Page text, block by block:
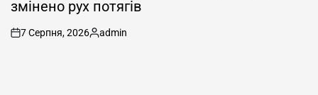
змінено рух потягів
on
7 Серпня, 2026
Опубліковано
admin